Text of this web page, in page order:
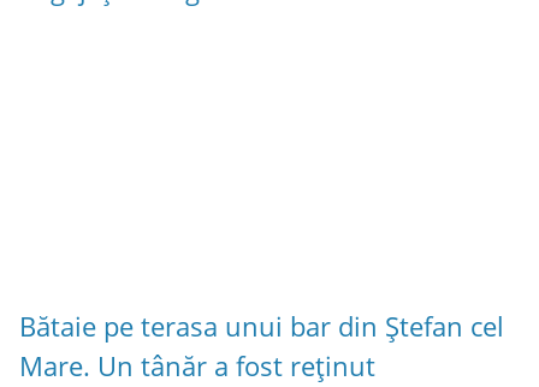
Bătaie pe terasa unui bar din Ștefan cel
Mare. Un tânăr a fost reținut